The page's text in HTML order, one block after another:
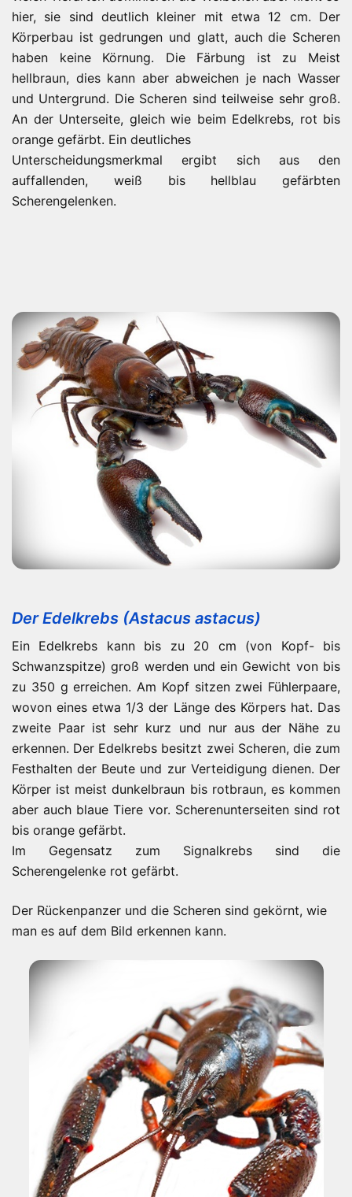
hier, sie sind deutlich kleiner mit etwa 12 cm. Der
Körperbau ist gedrungen und glatt, auch die Scheren
haben keine Körnung. Die Färbung ist zu Meist
hellbraun, dies kann aber abweichen je nach Wasser
und Untergrund. Die Scheren sind teilweise sehr groß.
An der Unterseite, gleich wie beim Edelkrebs, rot bis
orange gefärbt. Ein deutliches
Unterscheidungsmerkmal ergibt sich aus den
auffallenden, weiß bis hellblau gefärbten
Scherengelenken.
Der Edelkrebs (Astacus astacus)
Ein Edelkrebs kann bis zu 20 cm (von Kopf- bis
Schwanzspitze) groß werden und ein Gewicht von bis
zu 350 g erreichen. Am Kopf sitzen zwei Fühlerpaare,
wovon eines etwa 1/3 der Länge des Körpers hat. Das
zweite Paar ist sehr kurz und nur aus der Nähe zu
erkennen. Der Edelkrebs besitzt zwei Scheren, die zum
Festhalten der Beute und zur Verteidigung dienen. Der
Körper ist meist dunkelbraun bis rotbraun, es kommen
aber auch blaue Tiere vor. Scherenunterseiten sind rot
bis orange gefärbt.
Im Gegensatz zum Signalkrebs sind die
Scherengelenke rot gefärbt.
Der Rückenpanzer und die Scheren sind gekörnt, wie
man es auf dem Bild erkennen kann.